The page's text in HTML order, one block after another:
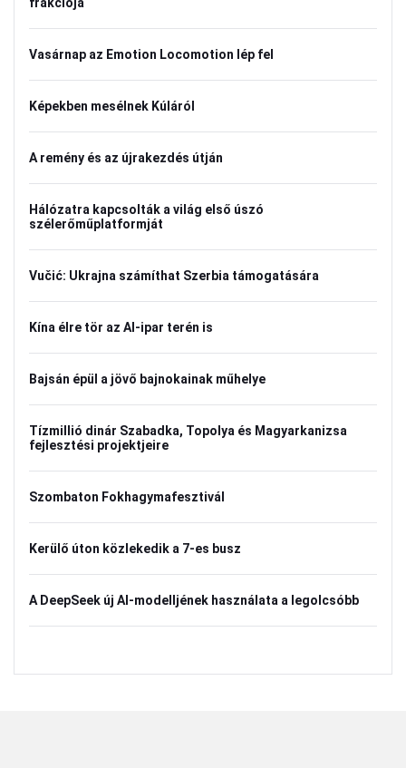
frakciója
Vasárnap az Emotion Locomotion lép fel
Képekben mesélnek Kúláról
A remény és az újrakezdés útján
Hálózatra kapcsolták a világ első úszó
szélerőműplatformját
Vučić: Ukrajna számíthat Szerbia támogatására
Kína élre tör az AI-ipar terén is
Bajsán épül a jövő bajnokainak műhelye
Tízmillió dinár Szabadka, Topolya és Magyarkanizsa
fejlesztési projektjeire
Szombaton Fokhagymafesztivál
Kerülő úton közlekedik a 7-es busz
A DeepSeek új AI-modelljének használata a legolcsóbb